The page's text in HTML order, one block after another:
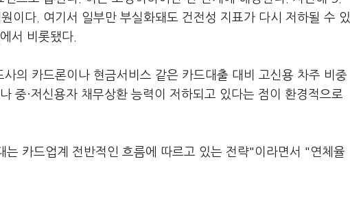
다. 여기서 일부만 부실화돼도 건전성 지표가 다시 저하될 수 있
서 비롯됐다.
의 카드론이나 현금서비스 같은 카드대출 대비 고신용 차주 비중
중·저신용자 채무상환 능력이 저하되고 있다는 점이 환경적으로
는 카드업계 전반적인 흐름에 따르고 있는 전략"이라면서 "연체율